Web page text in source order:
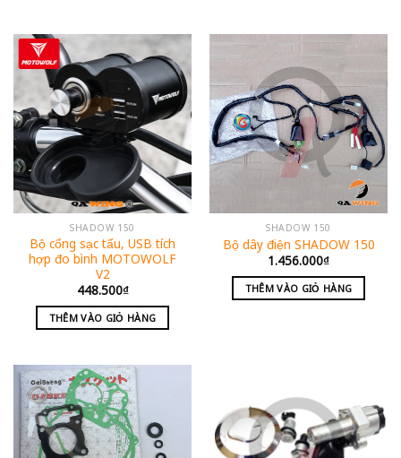
SHADOW 150
Bộ cổng sạc tẩu, USB tích
hợp đo bình MOTOWOLF
V2
448.500₫
THÊM VÀO GIỎ HÀNG
SHADOW 150
Bộ dây điện SHADOW 150
1.456.000₫
THÊM VÀO GIỎ HÀNG